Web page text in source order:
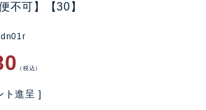
不可】【30】
税込
ト進呈 ]